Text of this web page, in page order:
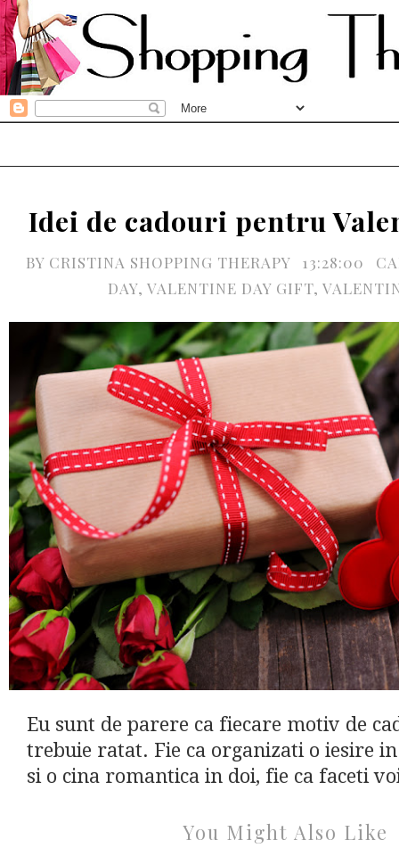
Idei de cadouri pentru
BY CRISTINA SHOPPING THERAPY 13:28:00
DAY, VALENTINE DAY GIFT,
Eu sunt de parere ca fiecare motiv de
trebuie ratat. Fie ca organizati o iesire
si o cina romantica in doi, fie ca faceti
You Might Also Like